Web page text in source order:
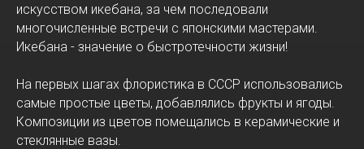
искусством икебана, за чем последовали
многочисленные встречи с японскими мастерами.
Икебана - значение о быстротечности жизни!
На первых шагах флористика в СССР использовались
самые простые цветы, добавлялись фрукты и ягоды.
Композиции из цветов помещались в керамические и
стеклянные вазы.